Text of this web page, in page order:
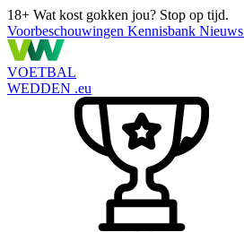
18+ Wat kost gokken jou? Stop op tijd.
Voorbeschouwingen Kennisbank Nieuws
VOETBAL
WEDDEN .eu